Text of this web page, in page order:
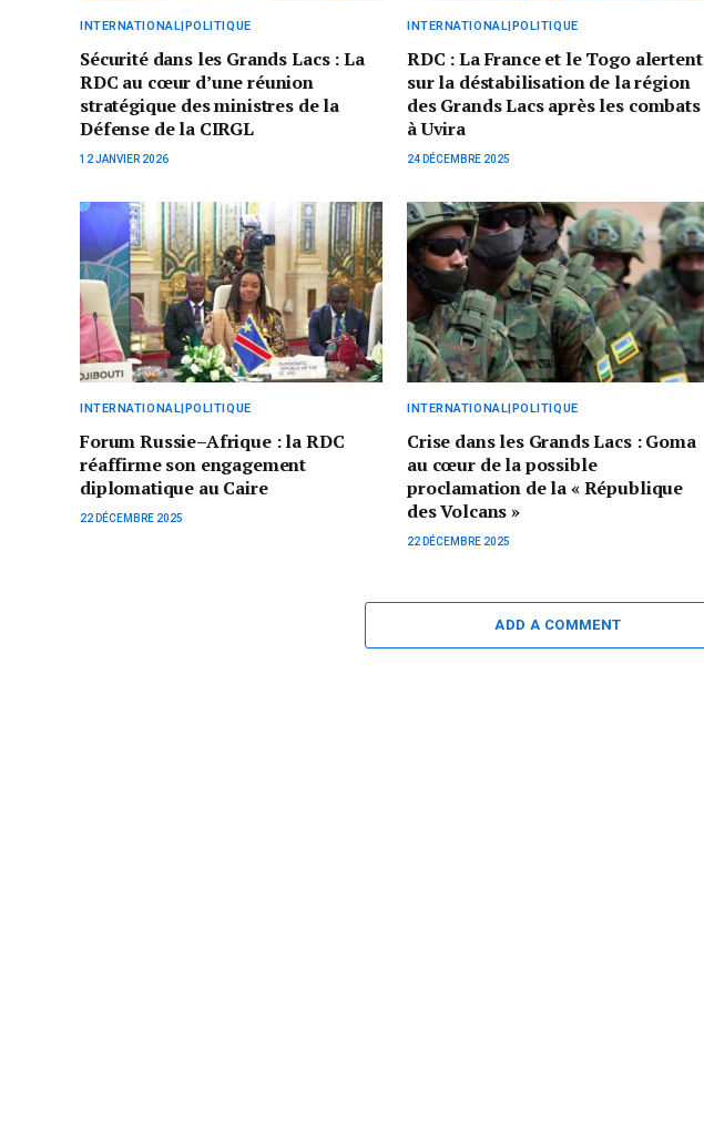
INTERNATIONAL|POLITIQUE
Sécurité dans les Grands Lacs : La
RDC au cœur d’une réunion
stratégique des ministres de la
Défense de la CIRGL
12 JANVIER 2026
INTERNATIONAL|POLITIQUE
RDC : La France et le Togo alertent
sur la déstabilisation de la région
des Grands Lacs après les combats
à Uvira
24 DÉCEMBRE 2025
INTERNATIONAL|POLITIQUE
Forum Russie–Afrique : la RDC
réaffirme son engagement
diplomatique au Caire
22 DÉCEMBRE 2025
INTERNATIONAL|POLITIQUE
Crise dans les Grands Lacs : Goma
au cœur de la possible
proclamation de la « République
des Volcans »
22 DÉCEMBRE 2025
ADD A COMMENT